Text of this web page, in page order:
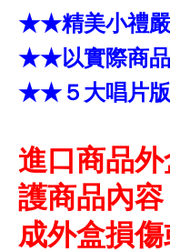
★★精美小禮
★★以實際商
★★５大唱片
進口商品
護商品內
成外盒損傷